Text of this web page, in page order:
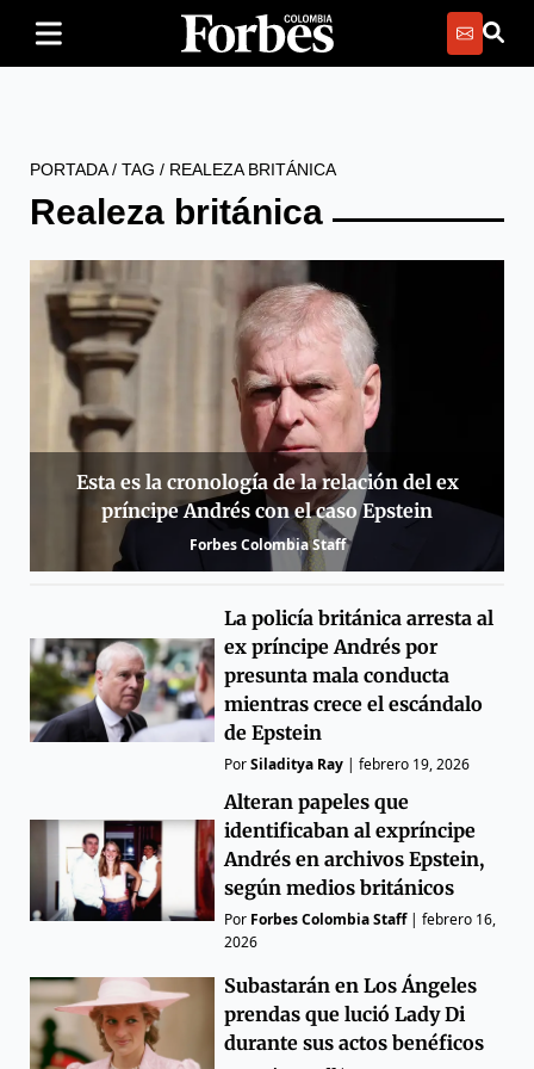
PORTADA/ TAG / REALEZA BRITÁNICA
Realeza británica
Esta es la cronología de la relación del ex
príncipe Andrés con el caso Epstein
Forbes Colombia Staff
La policía británica arresta al
ex príncipe Andrés por
presunta mala conducta
mientras crece el escándalo
de Epstein
PorSiladitya Ray |febrero 19, 2026
Alteran papeles que
identificaban al expríncipe
Andrés en archivos Epstein,
según medios británicos
Por Forbes Colombia Staff|febrero 16,
2026
Subastarán en Los Ángeles
prendas que lució Lady Di
durante sus actos benéficos